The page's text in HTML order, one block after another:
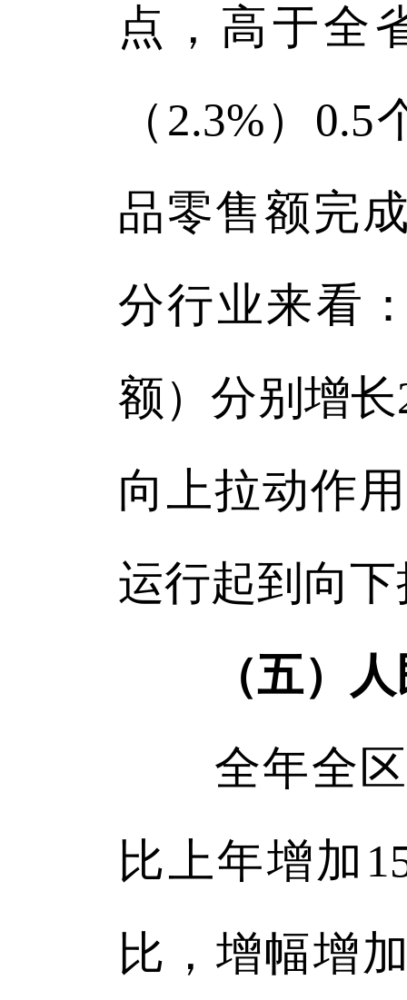
点，高于全
（2.3%）
品零售额完
分行业来看
额）分别增长
向上拉动作
运行起到向
（五）
全年全区
比上年增加
比，增幅增